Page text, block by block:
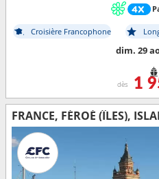
Croisière Francophone
dim. 29
dès 1
FRANCE, FÉROÉ (ÎLES),